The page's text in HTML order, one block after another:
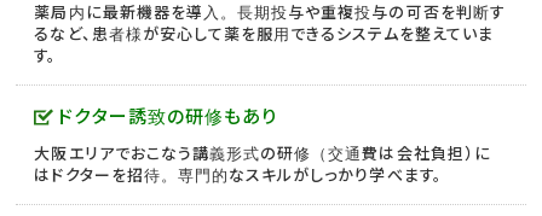
薬局内に最新機器を導入。長期投与や重複投与の可否を判断す
るなど、患者様が安心して薬を服用できるシステムを整えていま
す。
ドクター誘致の研修もあり
大阪エリアでおこなう講義形式の研修（交通費は会社負担）に
はドクターを招待。専門的なスキルがしっかり学べます。